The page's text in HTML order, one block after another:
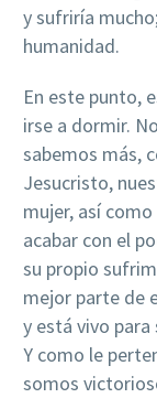
y sufriría
humanidad.
En este punto,
irse a dormir.
sabemos más,
Jesucristo,
mujer, así
acabar con el
su propio
mejor parte de
y está vivo
Y como le
somos